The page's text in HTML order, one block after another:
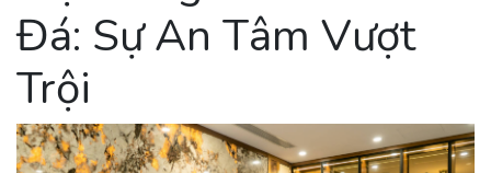
Đá: Sự An Tâm Vượt
Trội